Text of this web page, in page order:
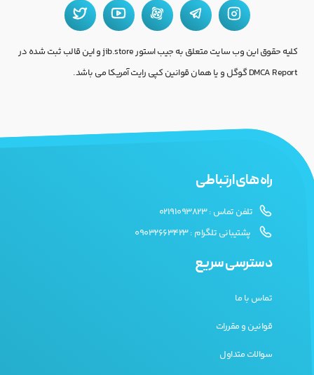
کلیه حقوق این وب سایت متعلق به جیب استور jib.store و این قالب ثبت شده در
DMCA Report گوگل و یا همان قوانین کپی رایت آمریکا می باشد.
راه های ارتباطی
تلفن تماس : 02191093823
پشتیبانی تلگرام : 09032663423
دسترسی سریع
تماس با ما
قوانین و مقررات
سوالات متداول